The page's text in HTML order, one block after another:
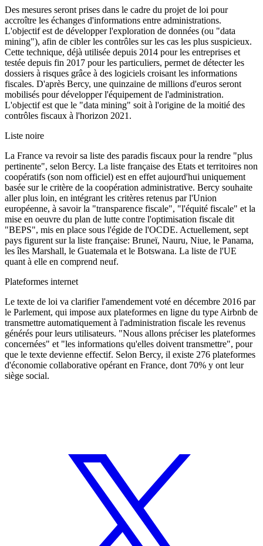
Des mesures seront prises dans le cadre du projet de loi pour
accroître les échanges d'informations entre administrations.
L'objectif est de développer l'exploration de données (ou "data
mining"), afin de cibler les contrôles sur les cas les plus suspicieux.
Cette technique, déjà utilisée depuis 2014 pour les entreprises et
testée depuis fin 2017 pour les particuliers, permet de détecter les
dossiers à risques grâce à des logiciels croisant les informations
fiscales. D'après Bercy, une quinzaine de millions d'euros seront
mobilisés pour développer l'équipement de l'administration.
L'objectif est que le "data mining" soit à l'origine de la moitié des
contrôles fiscaux à l'horizon 2021.
Liste noire
La France va revoir sa liste des paradis fiscaux pour la rendre "plus
pertinente", selon Bercy. La liste française des Etats et territoires non
coopératifs (son nom officiel) est en effet aujourd'hui uniquement
basée sur le critère de la coopération administrative. Bercy souhaite
aller plus loin, en intégrant les critères retenus par l'Union
européenne, à savoir la "transparence fiscale", "l'équité fiscale" et la
mise en oeuvre du plan de lutte contre l'optimisation fiscale dit
"BEPS", mis en place sous l'égide de l'OCDE. Actuellement, sept
pays figurent sur la liste française: Bruneï, Nauru, Niue, le Panama,
les îles Marshall, le Guatemala et le Botswana. La liste de l'UE
quant à elle en comprend neuf.
Plateformes internet
Le texte de loi va clarifier l'amendement voté en décembre 2016 par
le Parlement, qui impose aux plateformes en ligne du type Airbnb de
transmettre automatiquement à l'administration fiscale les revenus
générés pour leurs utilisateurs. "Nous allons préciser les plateformes
concernées" et "les informations qu'elles doivent transmettre", pour
que le texte devienne effectif. Selon Bercy, il existe 276 plateformes
d'économie collaborative opérant en France, dont 70% y ont leur
siège social.